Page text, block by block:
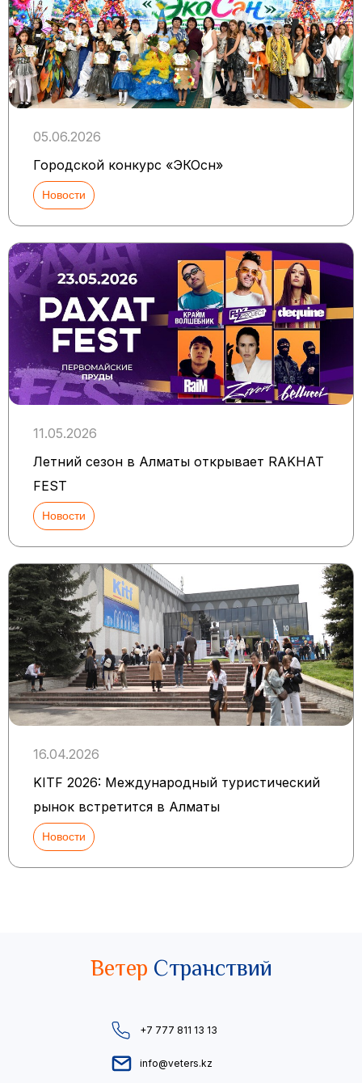
05.06.2026
Городской конкурс «ЭКОсән»
Новости
11.05.2026
Летний сезон в Алматы открывает RAKHAT
FEST
Новости
16.04.2026
KITF 2026: Международный туристический
рынок встретится в Алматы
Новости
Ветер Странствий
+7 777 811 13 13
info@veters.kz